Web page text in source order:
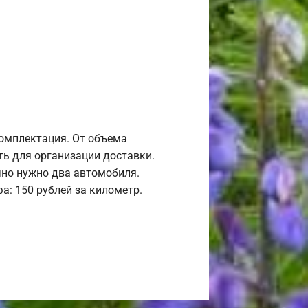
От объема
для организации доставки.
нужно два автомобиля.
150 рублей за километр.